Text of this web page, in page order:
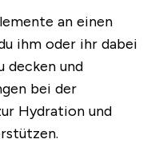
an einen
ihm oder ihr dabei
decken und
bei der
Hydration und